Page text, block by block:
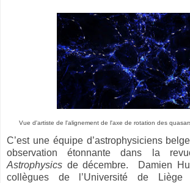
Vue d'artiste de l'alignement de l'axe de rotation des
C’est une équipe d’astrophysiciens
observation étonnante dans la
Astrophysics de décembre. Damien
collègues de l’Université de